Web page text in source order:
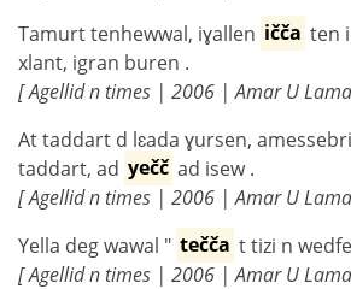
Tamurt tenhewwal, iɣallen ičča ten
xlant, igran buren .
[ Agellid n times | 2006 | Amar U
At taddart d lɛada ɣursen,
taddart, ad yečč ad isew .
[ Agellid n times | 2006 | Amar U
Yella deg wawal " tečča t tizi n
[ Agellid n times | 2006 | Amar U